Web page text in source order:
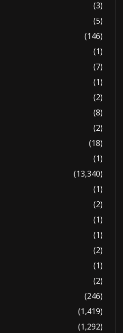
(3)
(5)
(146)
(1)
(7)
(1)
(2)
(8)
(2)
(18)
(1)
(13,340)
(1)
(2)
(1)
(1)
(2)
(1)
(2)
(246)
(1,419)
(1,292)